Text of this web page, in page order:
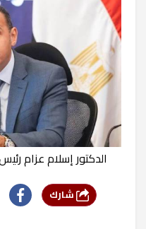
الدكتور إسلام عزام